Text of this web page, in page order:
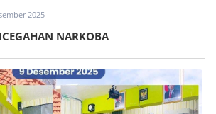
2025
NARKOBA